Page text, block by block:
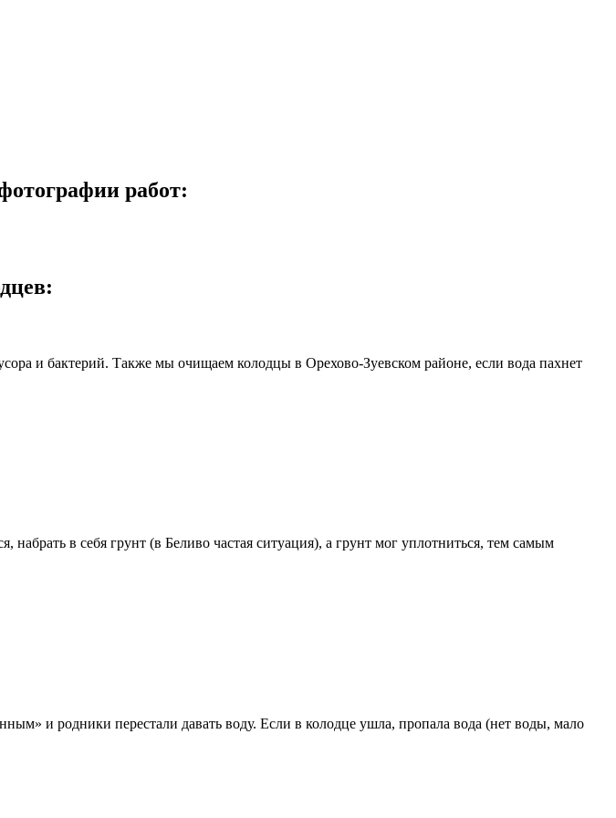
работ:
и бактерий. Также мы очищаем колодцы в Орехово-Зуевском районе, если вода пахнет
набрать в себя грунт (в Беливо частая ситуация), а грунт мог уплотниться, тем самым
и родники перестали давать воду. Если в колодце ушла, пропала вода (нет воды, мало